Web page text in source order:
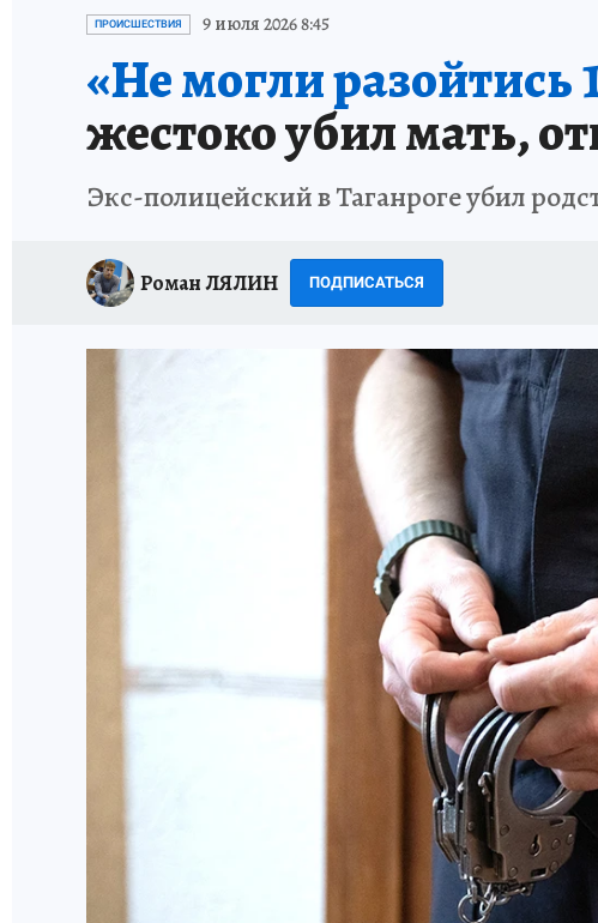
ИСПЫТАНО НА СЕБЕ
ПРОИСШЕСТВИЯ 9 июля 2026 8:45
«Не могли разойтись
жестоко убил мать,
Экс-полицейский в Таганроге убил
Роман ЛЯЛИН ПОДПИСАТЬСЯ